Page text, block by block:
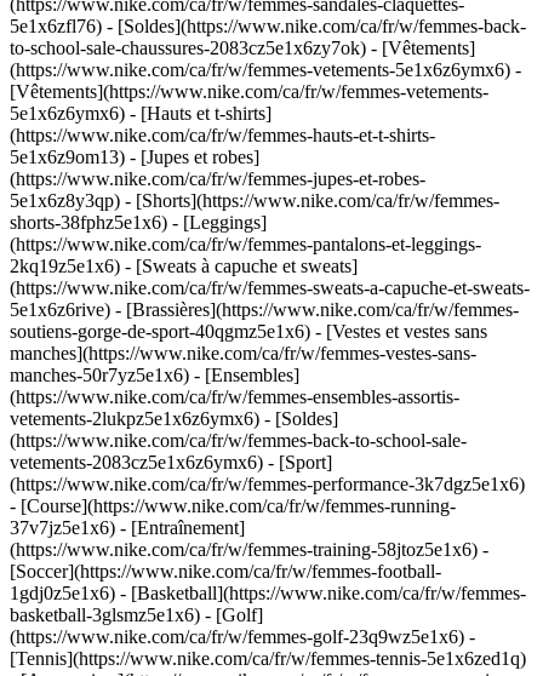
(https://www.nike.com/ca/fr/w/femmes-sandales-claquettes-
5e1x6zfl76) - [Soldes](https://www.nike.com/ca/fr/w/femmes-back-
to-school-sale-chaussures-2083cz5e1x6zy7ok) - [Vêtements]
(https://www.nike.com/ca/fr/w/femmes-vetements-5e1x6z6ymx6) -
[Vêtements](https://www.nike.com/ca/fr/w/femmes-vetements-
5e1x6z6ymx6) - [Hauts et t-shirts]
(https://www.nike.com/ca/fr/w/femmes-hauts-et-t-shirts-
5e1x6z9om13) - [Jupes et robes]
(https://www.nike.com/ca/fr/w/femmes-jupes-et-robes-
5e1x6z8y3qp) - [Shorts](https://www.nike.com/ca/fr/w/femmes-
shorts-38fphz5e1x6) - [Leggings]
(https://www.nike.com/ca/fr/w/femmes-pantalons-et-leggings-
2kq19z5e1x6) - [Sweats à capuche et sweats]
(https://www.nike.com/ca/fr/w/femmes-sweats-a-capuche-et-sweats-
5e1x6z6rive) - [Brassières](https://www.nike.com/ca/fr/w/femmes-
soutiens-gorge-de-sport-40qgmz5e1x6) - [Vestes et vestes sans
manches](https://www.nike.com/ca/fr/w/femmes-vestes-sans-
manches-50r7yz5e1x6) - [Ensembles]
(https://www.nike.com/ca/fr/w/femmes-ensembles-assortis-
vetements-2lukpz5e1x6z6ymx6) - [Soldes]
(https://www.nike.com/ca/fr/w/femmes-back-to-school-sale-
vetements-2083cz5e1x6z6ymx6) - [Sport]
(https://www.nike.com/ca/fr/w/femmes-performance-3k7dgz5e1x6)
- [Course](https://www.nike.com/ca/fr/w/femmes-running-
37v7jz5e1x6) - [Entraînement]
(https://www.nike.com/ca/fr/w/femmes-training-58jtoz5e1x6) -
[Soccer](https://www.nike.com/ca/fr/w/femmes-football-
1gdj0z5e1x6) - [Basketball](https://www.nike.com/ca/fr/w/femmes-
basketball-3glsmz5e1x6) - [Golf]
(https://www.nike.com/ca/fr/w/femmes-golf-23q9wz5e1x6) -
[Tennis](https://www.nike.com/ca/fr/w/femmes-tennis-5e1x6zed1q)